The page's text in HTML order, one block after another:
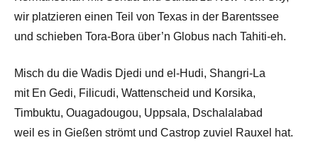
wir platzieren einen Teil von Texas in der Barentssee
und schieben Tora-Bora über’n Globus nach Tahiti-eh.
Misch du die Wadis Djedi und el-Hudi, Shangri-La
mit En Gedi, Filicudi, Wattenscheid und Korsika,
Timbuktu, Ouagadougou, Uppsala, Dschalalabad
weil es in Gießen strömt und Castrop zuviel Rauxel hat.